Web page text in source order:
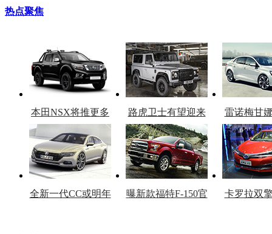
热点聚焦
本田NSX将推更多
车型
路虎卫士有望迎来
复产
雷诺梅甘
官
全新一代CC或明年
曝新款福特F-150官
卡罗拉双